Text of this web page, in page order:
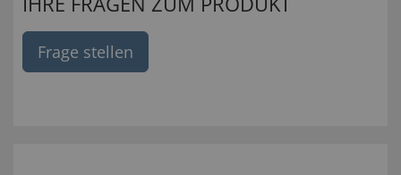
Frage stellen